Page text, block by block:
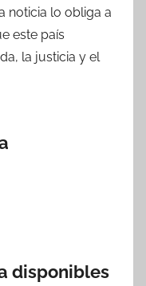
noticia lo obliga a
este país
la justicia y el
disponibles